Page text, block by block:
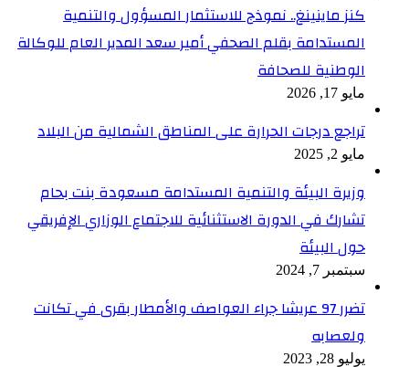
كنز ماينينغ.. نموذج للاستثمار المسؤول والتنمية
المستدامة بقلم الصحفي أمير سعد المدير العام للوكالة
الوطنية للصحافة
مايو 17, 2026
تراجع درجات الحرارة على المناطق الشمالية من البلاد
مايو 2, 2025
وزيرة البيئة والتنمية المستدامة مسعودة بنت بحام
تشارك في الدورة الاستثنائية للاجتماع الوزاري الإفريقي
حول البيئة
سبتمبر 7, 2024
تضرر 97 عريشا جراء العواصف والأمطار بقرى في تكانت
ولعصابه
يوليو 28, 2023